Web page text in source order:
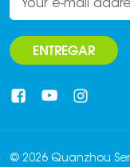
ENTREGAR
© 2026 Quanzhou